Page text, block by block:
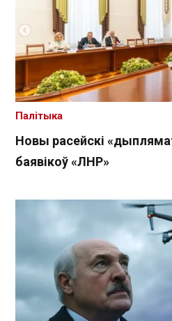
Новы расейскі
баявікоў «ЛНР»
Палітыка